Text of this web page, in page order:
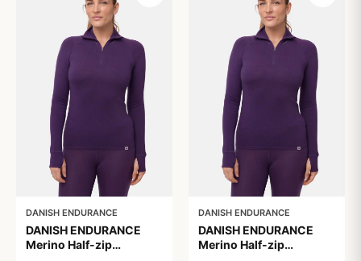
DANISH ENDURANCE
DANISH ENDURANCE
Merino Half-zip
DANISH ENDURANCE
DANISH ENDURANCE
Merino Half-zip